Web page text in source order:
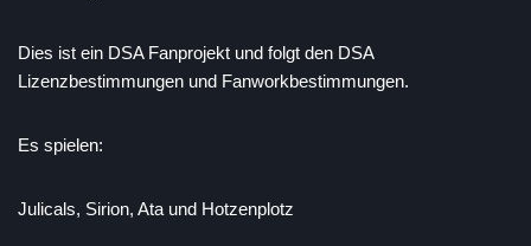
Dies ist ein DSA Fanprojekt und folgt den DSA
Lizenzbestimmungen und Fanworkbestimmungen.
Es spielen:
Julicals, Sirion, Ata und Hotzenplotz